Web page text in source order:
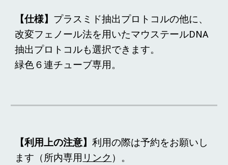
【仕様】 プラスミド抽出プロトコルの他に、
改変フェノール法を用いたマウステールDNA
抽出プロトコルも選択できます。
緑色６連チューブ専用 。
【利用上の注意】利用の際は予約をお願いし
ます（所内専用 リンク ）。